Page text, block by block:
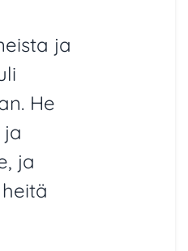
ja
He
ja